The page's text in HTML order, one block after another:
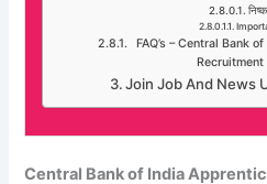
FAQ’s – Central Bank
Join Job And News
Central Bank of India